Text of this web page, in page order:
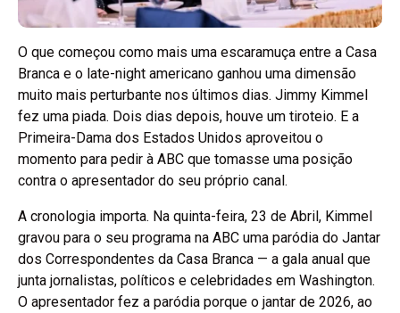
O que começou como mais uma escaramuça entre a Casa
Branca e o late-night americano ganhou uma dimensão
muito mais perturbante nos últimos dias. Jimmy Kimmel
fez uma piada. Dois dias depois, houve um tiroteio. E a
Primeira-Dama dos Estados Unidos aproveitou o
momento para pedir à ABC que tomasse uma posição
contra o apresentador do seu próprio canal.
A cronologia importa. Na quinta-feira, 23 de Abril, Kimmel
gravou para o seu programa na ABC uma paródia do Jantar
dos Correspondentes da Casa Branca — a gala anual que
junta jornalistas, políticos e celebridades em Washington.
O apresentador fez a paródia porque o jantar de 2026, ao